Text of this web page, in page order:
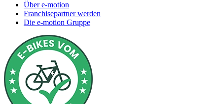
Über e-motion
Franchisepartner werden
Die e-motion Gruppe